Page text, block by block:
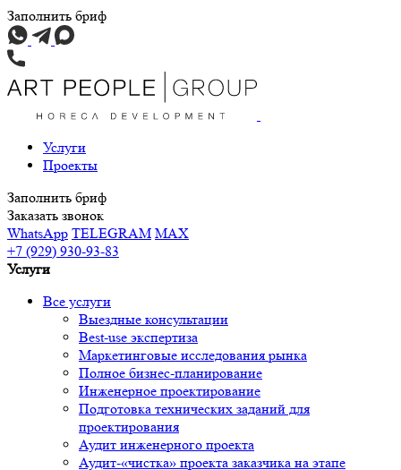
Заполнить бриф
Услуги
Проекты
Заполнить бриф
Заказать звонок
WhatsApp TELEGRAM MAX
+7 (929) 930-93-83
Услуги
Все услуги
Выездные консультации
Best-use экспертиза
Маркетинговые исследования рынка
Полное бизнес-планирование
Инженерное проектирование
Подготовка технических заданий для
проектирования
Аудит инженерного проекта
Аудит-«чистка» проекта заказчика на этапе